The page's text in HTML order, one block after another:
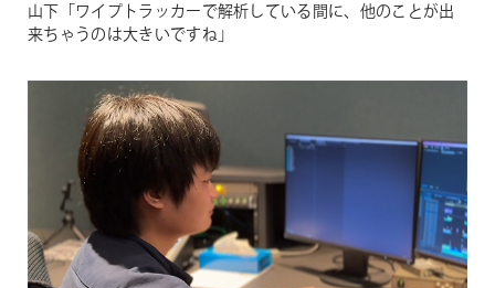
山下「ワイプトラッカーで解析している間に、他のことが出
来ちゃうのは大きいですね」